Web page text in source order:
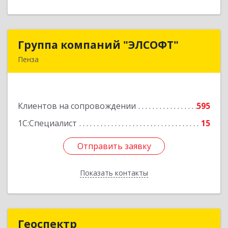
Группа компаний "ЭЛСОФТ"
Пенза
Клиентов на сопровождении
595
1С:Специалист
15
Отправить заявку
Показать контакты
Группа компаний "ЭЛСОФТ"
Подробнее
Отправить заявку
Назад
Геоспектр